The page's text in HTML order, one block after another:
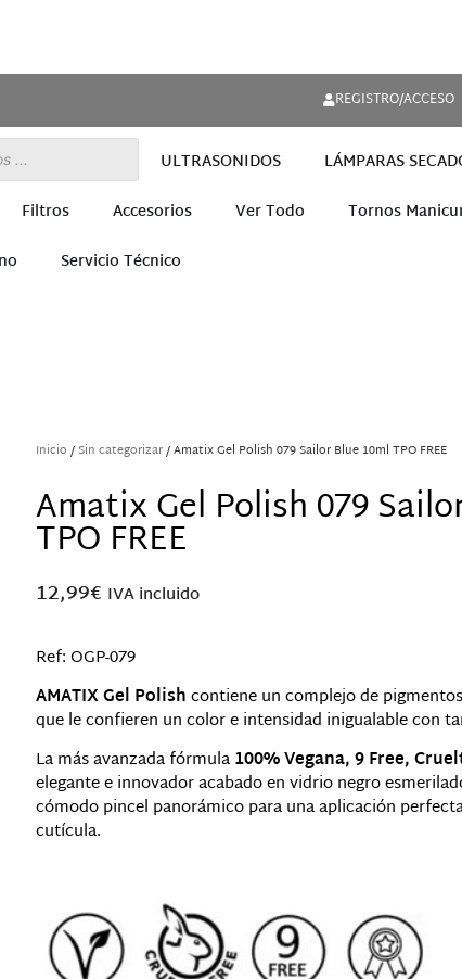
REGISTRO/ACCESO
ULTRASONIDOS
LÁMPARAS
Filtros Accesorios Ver Todo
Tornos
Servicio Técnico
Inicio / Sin categorizar/ Amatix Gel Polish 079 Sailor Blue 10ml TPO FREE
Amatix Gel Polish 079
TPO FREE
12,99€ IVA incluido
Ref: OGP-079
AMATIX Gel Polishcontiene un complejo de
que le confieren un color e intensidad inigualable con
La más avanzada fórmula100% Vegana, 9 Free,
elegante e innovador acabado en vidrio negro
cómodo pincel panorámico para una aplicación
cutícula.